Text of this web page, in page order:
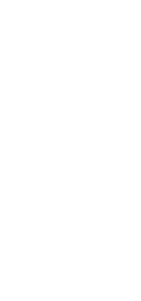
about Allah
this world to begin its
have repose,